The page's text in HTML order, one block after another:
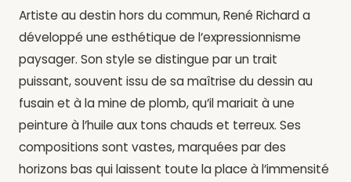
Artiste au destin hors du commun, René Richard a
développé une esthétique de l’expressionnisme
paysager. Son style se distingue par un trait
puissant, souvent issu de sa maîtrise du dessin au
fusain et à la mine de plomb, qu’il mariait à une
peinture à l’huile aux tons chauds et terreux. Ses
compositions sont vastes, marquées par des
horizons bas qui laissent toute la place à l’immensité